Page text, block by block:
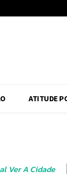
ATITUDE
Ver A Cidade